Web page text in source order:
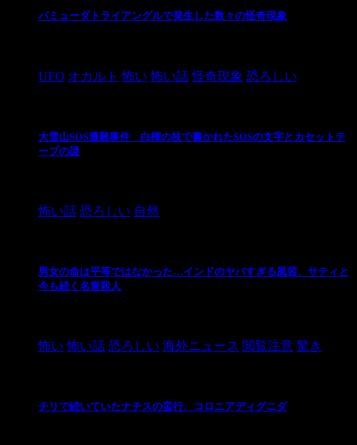
バミューダトライアングルで発生した数々の怪奇現象
UFO オカルト 怖い 怖い話 怪奇現象 恐ろしい
大雪山SOS遭難事件 白樺の枝で書かれたSOSの文字とカセットテ
ープの謎
怖い話 恐ろしい 自然
男女の命は平等ではなかった…インドのヤバすぎる風習、サティと
今も続く名誉殺人
怖い 怖い話 恐ろしい 海外ニュース 閲覧注意 驚き
チリで続いていたナチスの蛮行、コロニアディグニダ